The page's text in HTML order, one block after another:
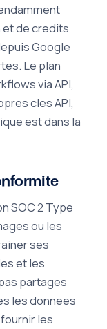
de credits
Google
Le plan
via API,
cles API,
est dans la
SOC 2 Type
ou les
ses
et les
partages
les donnees
les